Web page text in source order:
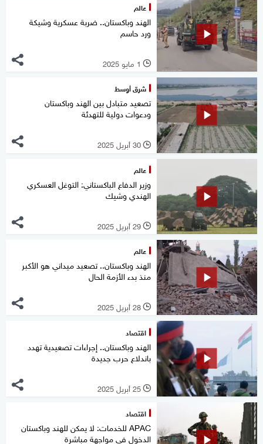
عالم
الهند وباكستان.. ضربة عسكرية وشيكة
ورد حاسم
l 1 مايو 2025
شرق أوسط
تصعيد متبادل بين الهند وباكستان
ودعوات دولية للتهدئة
l 30 أبريل 2025
عالم
وزير الدفاع الباكستاني: التوغل العسكري
الهندي وشيك
l 29 أبريل 2025
عالم
الهند وباكستان.. تصعيد ميداني هو الأكبر
منذ بدء الأزمة الحال
l 28 أبريل 2025
اقتصاد
الهند وباكستان.. إجراءات تصعيدية تهدد
باندلاع حرب جديدة
l 25 أبريل 2025
اقتصاد
APAC للخدمات: لا يمكن للهند وباكستان
الدخول في مواجهة مباشرة